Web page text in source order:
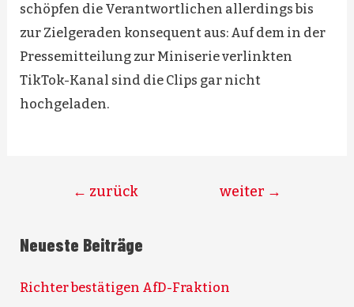
schöpfen die Verantwortlichen allerdings bis
zur Zielgeraden konsequent aus: Auf dem in der
Pressemitteilung zur Miniserie verlinkten
TikTok-Kanal sind die Clips gar nicht
hochgeladen.
Beitragsnavigation
← zurück weiter →
Neueste Beiträge
Richter bestätigen AfD-Fraktion